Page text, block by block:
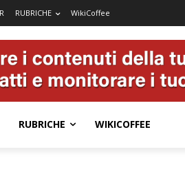
RUBRICHE WikiCoffee
RUBRICHE WIKICOFFEE